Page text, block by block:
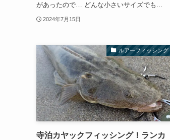
があったので… どんな小さいサイズでも...
2024年7月15日
ルアーフィッシング
寺泊カヤックフィッシング！ランカ